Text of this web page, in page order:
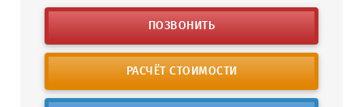
ПОЗВОНИТЬ
РАСЧЁТ СТОИМОСТИ